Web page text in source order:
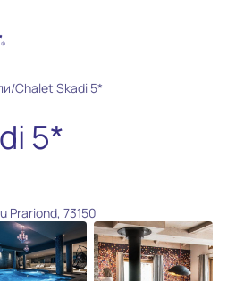
/Chalet Skadi 5*
5*
Prariond, 73150